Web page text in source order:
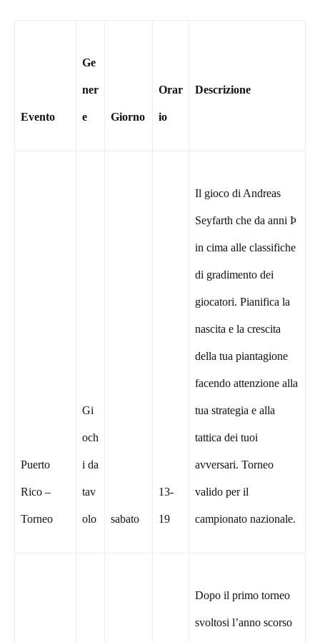
Evento
Ge
ner
e Giorno
Orar
io
Descrizione
Puerto
Rico –
Torneo
Gi
och
i da
tav
olo sabato
13-
19
Il gioco di Andreas
Seyfarth che da anni Þ
in cima alle classifiche
di gradimento dei
giocatori. Pianifica la
nascita e la crescita
della tua piantagione
facendo attenzione alla
tua strategia e alla
tattica dei tuoi
avversari. Torneo
valido per il
campionato nazionale.
Dopo il primo torneo
svoltosi l’anno scorso